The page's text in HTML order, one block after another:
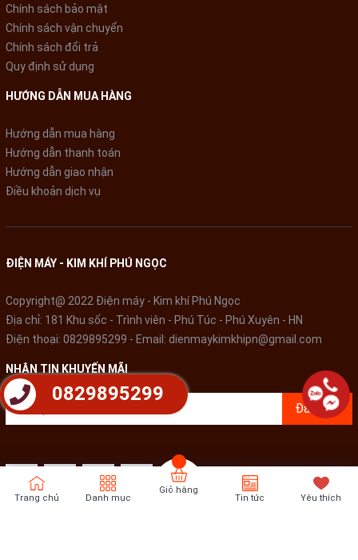
Chính sách bảo mật
Chính sách vận chuyển
Chính sách đổi trả
Quy định sử dụng
HƯỚNG DẪN MUA HÀNG
Hướng dẫn mua hàng
Hướng dẫn thanh toán
Hướng dẫn giao nhận
Điều khoản dịch vụ
ĐIỆN MÁY - KIM KHÍ PHÚ NGỌC
Copyright@ 2022 Điện máy - Kim khí Phú Ngọc
Địa chỉ: 181 Khu sốc - Trình viên - Phú Túc - Phú Xuyên - HN
Điện thoại: 0829895299 - Email: dienmaykimkhipn@gmail.com
NHẬN TIN KHUYẾN MÃI
Đăng ký
Trang chủ Danh mục
Giỏ hàng
Tin tức Yêu thích
0829895299